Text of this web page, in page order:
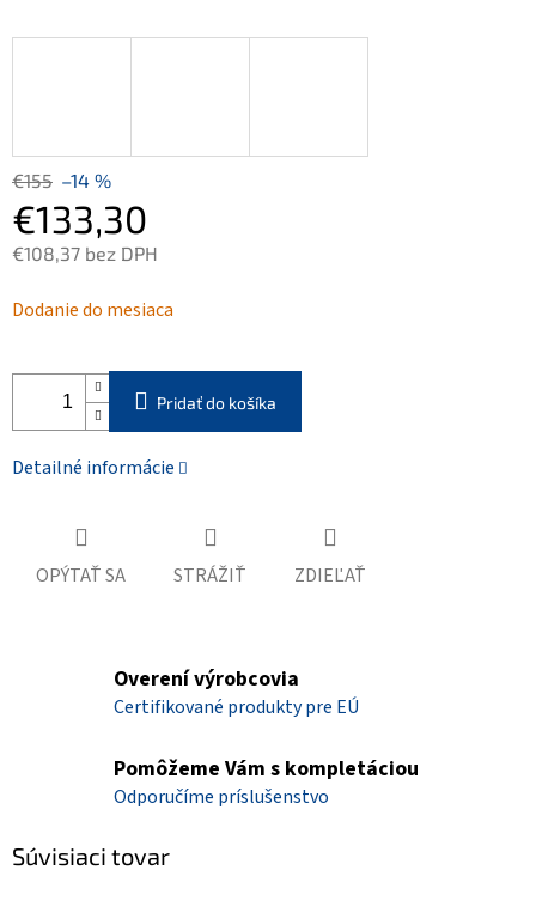
€155 –14 %
€133,30
€108,37 bez DPH
cena:
Dodanie do mesiaca
Pridať do košíka
Detailné informácie
OPÝTAŤ SA STRÁŽIŤ ZDIEĽAŤ
Overení výrobcovia
Certifikované produkty pre EÚ
Pomôžeme Vám s kompletáciou
Odporučíme príslušenstvo
Súvisiaci tovar